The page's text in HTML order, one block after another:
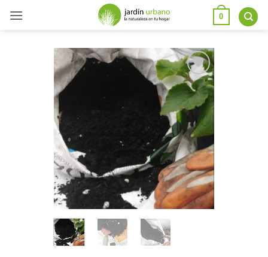
0
Añadir
a la
lista
de
deseos